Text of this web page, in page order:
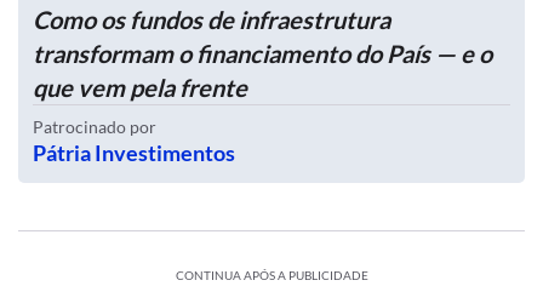
Como os fundos de infraestrutura
transformam o financiamento do País — e o
que vem pela frente
Patrocinado por
Pátria Investimentos
CONTINUA APÓS A PUBLICIDADE